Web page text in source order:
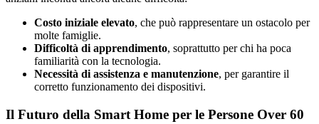
Costo iniziale elevato, che può rappresentare un ostacolo per
molte famiglie.
Difficoltà di apprendimento, soprattutto per chi ha poca
familiarità con la tecnologia.
Necessità di assistenza e manutenzione, per garantire il
corretto funzionamento dei dispositivi.
Il Futuro della Smart Home per le Persone Over 60